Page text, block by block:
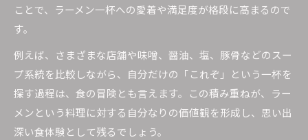
迷わないラーメン選びの吟味ポイント
吟味を活かしたラーメン選択の極意
ラーメン探しは吟味が成功のカギ
納得できるラーメン吟味のコツ満載
ラーメン吟味で納得の一杯を見つける
ことで、ラーメン一杯への愛着や満足度が格段に高まるので
す。
例えば、さまざまな店舗や味噌、醤油、塩、豚骨などのスー
プ系統を比較しながら、自分だけの「これぞ」という一杯を
探す過程は、食の冒険とも言えます。この積み重ねが、ラー
メンという料理に対する自分なりの価値観を形成し、思い出
深い食体験として残るでしょう。